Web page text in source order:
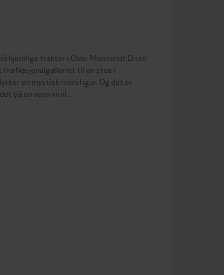
hjemlige trakter i Oslo. Men rundt Drum
Nasjonalgalleriet til en stue i
en mystisk morsfigur. Og det er
på en venn virvl…